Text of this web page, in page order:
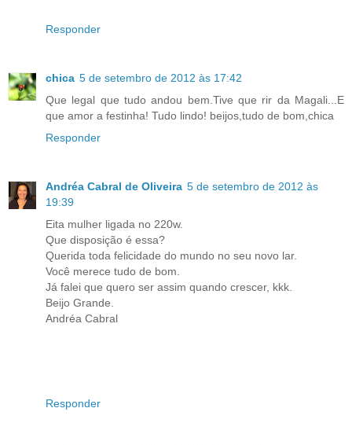
Responder
chica 5 de setembro de 2012 às 17:42
Que legal que tudo andou bem.Tive que rir da Magali...E
que amor a festinha! Tudo lindo! beijos,tudo de bom,chica
Responder
Andréa Cabral de Oliveira 5 de setembro de 2012 às
19:39
Eita mulher ligada no 220w.
Que disposição é essa?
Querida toda felicidade do mundo no seu novo lar.
Você merece tudo de bom.
Já falei que quero ser assim quando crescer, kkk.
Beijo Grande.
Andréa Cabral
Responder